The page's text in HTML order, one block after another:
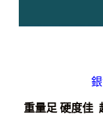
重量足 硬度佳